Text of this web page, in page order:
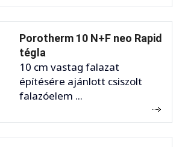
Porotherm 10 N+F neo Rapid
tégla
10 cm vastag falazat
építésére ajánlott csiszolt
falazóelem ...